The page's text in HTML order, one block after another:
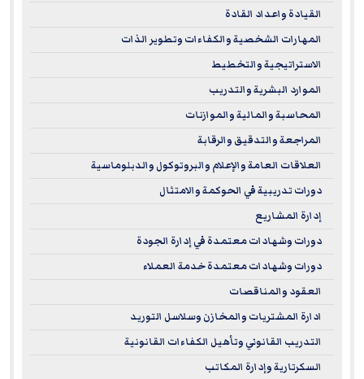
ILM Coursesare just
Institute of Leadership & Management
is one of the UK's most respected names in leadership
the globe trust. By jumping into an ILM course, you'll gain
practical skills, boost your confidence, and drive real
results in your organization.
Why Choose Our ILM Recognized Training Courses?
Thinking about stepping up your leadership game? Here's
why picking an ILM-recognized course is a smart move:
ILM qualifications
are a big deal to employers. They show you've trained
to international leadership standards.
Career Advancement:Our ILM courses arm you with
the know-how to manage teams, drive performance,
القيادة واعداد القادة
المهارات الشخصية والكفاءات وتطوير الذات
الاستراتيجية والتخطيط
الموارد البشرية والتدريب
المحاسبة والمالية والموازنات
المراجعة والتدقيق والرقابة
العلاقات العامة والإعلام والبروتوكول والدبلوماسية
دورات تدريبية في الحوكمة والامتثال
إدارة المشاريع
دورات وشهادات معتمدة في إدارة الجودة
دورات وشهادات معتمدة خدمة العملاء
العقود والمناقصات
ادارة المشتريات والمخازن وسلاسل التوريد
التدريب القانوني وتأهيل الكفاءات القانونية
السكرتارية وإدارة المكاتب